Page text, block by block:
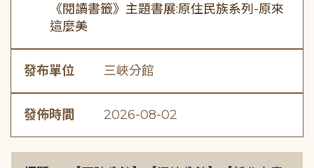
《閱讀書籤》主題書展:原住民族系列-原來
這麼美
發布單位 三峽分館
發佈時間 2026-08-02